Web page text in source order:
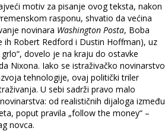
motiv za pisanje ovog teksta, nakon
rasponu, shvatio da većina
novinara Washington Posta, Boba
ih Robert Redford i Dustin Hoffman), uz
dovelo je na kraju do ostavke
Nixona. Iako se istraživačko novinarstvo
tehnologije, ovaj politički triler
U sebi sadrži pravo malo
od realističnih dijaloga između
poput pravila „follow the money“ –
novca.